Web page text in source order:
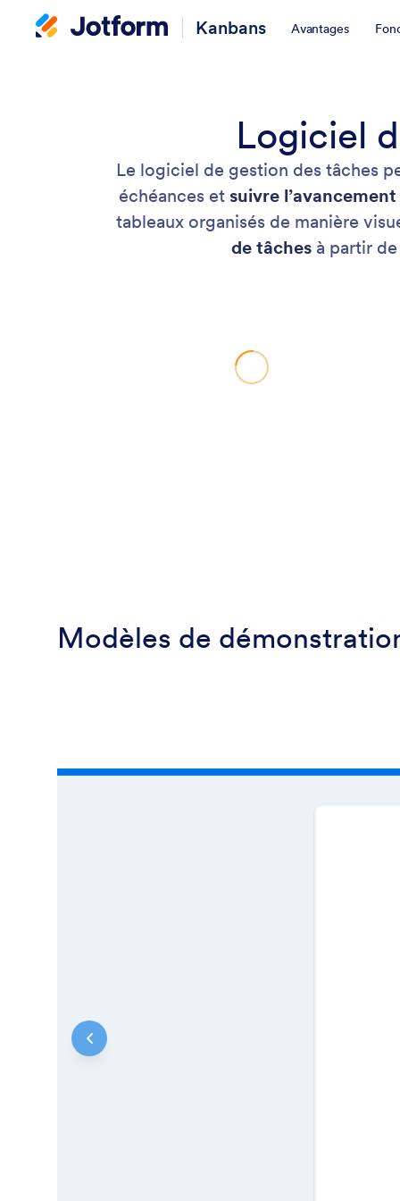
Kanbans Avantages
Logiciel
Le logiciel de gestion des tâches
échéances etsuivre
tableaux organisés de manière
de tâchesà partir de
Modèles de